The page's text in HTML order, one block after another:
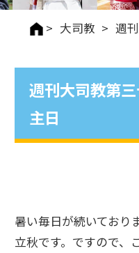
> 大司教 > 週
週刊大司教第
主日
暑い毎日が続いており
立秋です。ですので、